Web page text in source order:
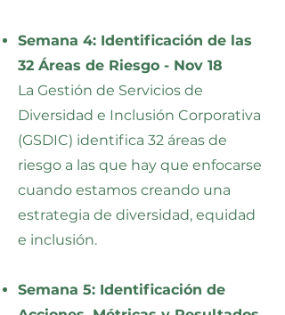
Semana 4: Identificación de las
32 Áreas de Riesgo - Nov 18
La Gestión de Servicios de
Diversidad e Inclusión Corporativa
(GSDIC) identifica 32 áreas de
riesgo a las que hay que enfocarse
cuando estamos creando una
estrategia de diversidad, equidad
e inclusión.
Semana 5: Identificación de